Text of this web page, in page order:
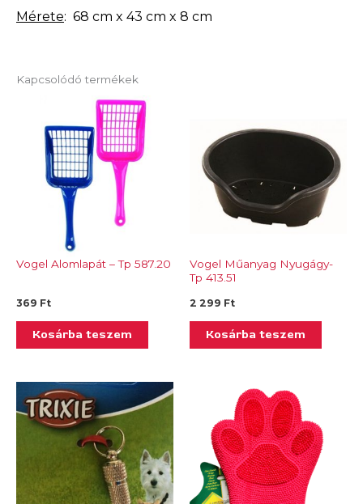
Mérete: 68 cm x 43 cm x 8 cm
Kapcsolódó termékek
Vogel Alomlapát – Tp 587.20
369 Ft
Kosárba teszem
Vogel Műanyag Nyugágy-
Tp 413.51
2 299 Ft
Kosárba teszem